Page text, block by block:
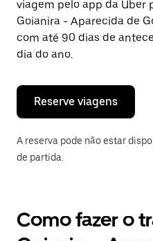
Pressione
a
tecla
“ESC”
para
o
calendário.
viagem pelo app da Uber
Goianira - Aparecida de
com até 90 dias de
dia do ano.
Reserve viagens
A reserva pode não estar
de partida.
Como fazer o